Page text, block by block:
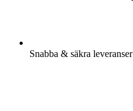
Snabba & säkra leveranser